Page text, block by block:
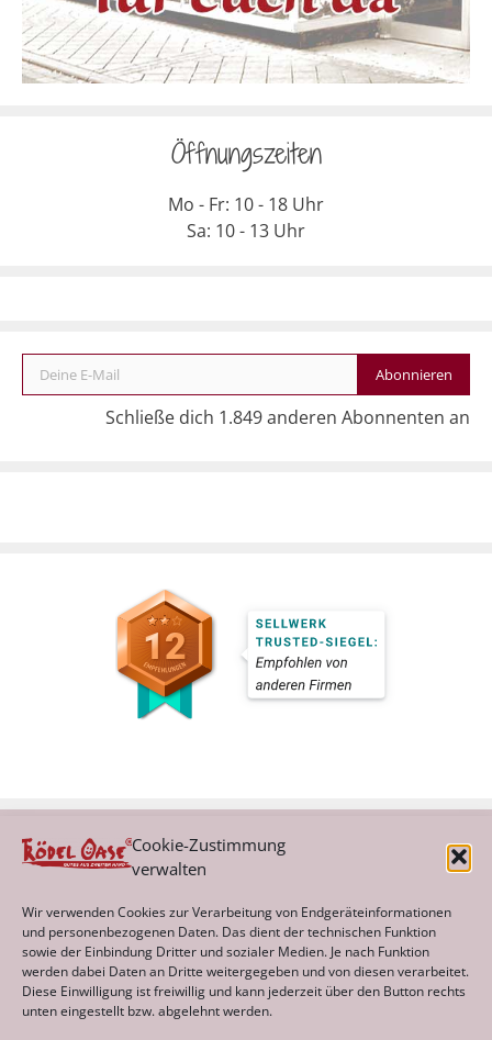
Cookie-Zustimmung
verwalten
Wir verwenden Cookies zur Verarbeitung von Endgeräteinformationen
und personenbezogenen Daten. Das dient der technischen Funktion
sowie der Einbindung Dritter und sozialer Medien. Je nach Funktion
werden dabei Daten an Dritte weitergegeben und von diesen verarbeitet.
Diese Einwilligung ist freiwillig und kann jederzeit über den Button rechts
unten eingestellt bzw. abgelehnt werden.
Öffnungszeiten
Mo - Fr: 10 - 18 Uhr
Sa: 10 - 13 Uhr
Deine E-Mail
Abonnieren
Schließe dich 1.849 anderen Abonnenten an
Archiv